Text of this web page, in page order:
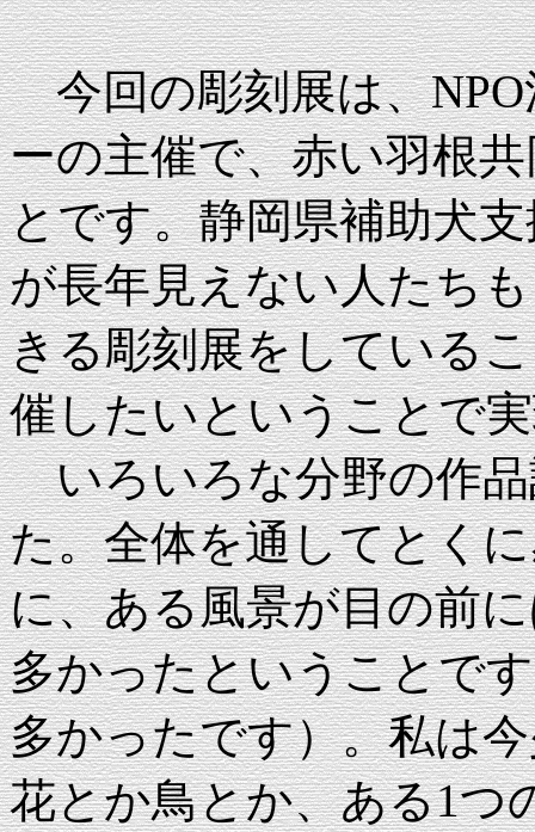
今回の彫刻展は、NPO
ーの主催で、赤い羽根
とです。静岡県補助犬
が長年見えない人たち
きる彫刻展をしている
催したいということで
いろいろな分野の作品
た。全体を通してとく
に、ある風景が目の前
多かったということで
多かったです）。私は
花とか鳥とか、ある1つ